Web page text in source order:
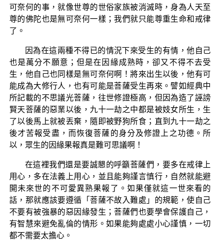
可奈何的事，就像世尊的世俗家族被消滅時，身為人天至
尊的佛陀也是無可奈何一樣；我們就只能尊重生命和戒律
了。
因為在這兩種不得已的情況下來受生的有情，他自己
也是萬分不願意；但是在因緣成熟時，卻又不得不去受
生，他自己也同樣是無可奈何啊！將來出生以後，他有可
能成為大修行人，也有可能是菩薩受生再來。譬如經典中
所記載的不思議光菩薩，往世修證極高，但因為造了誣謗
賢天菩薩的惡業以後，九十一劫之中都是被妓女所生，生
了以後馬上就被丟棄，隨即被野狗所食；直到九十一劫之
後才苦報受盡，而恢復菩薩的身分及修證上之功德。所
以，眾生的因緣果報真是難可思議啊！
在這裡我們還是要誠懇的呼籲菩薩們，要多在戒律上
用心，多在法義上用心，並且能夠謹言慎行，自然就能避
開未來世的不可愛異熟果報了。如果僅就這一世來看的
話，那就應該要遵循「菩薩不故入難處」的規範，使自己
不要有被強暴的惡因緣發生；菩薩們也要學會保護自己，
有智慧來避免亂倫的情形。如果能夠處處小心謹慎，一切
都不需要太擔心。